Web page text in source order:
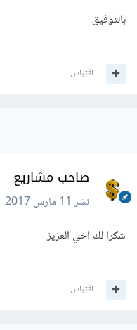
بالتوفيق.
اقتباس
صاحب مشاريع
نشر11 مارس 2017
شكرا لك اخي العزيز
اقتباس